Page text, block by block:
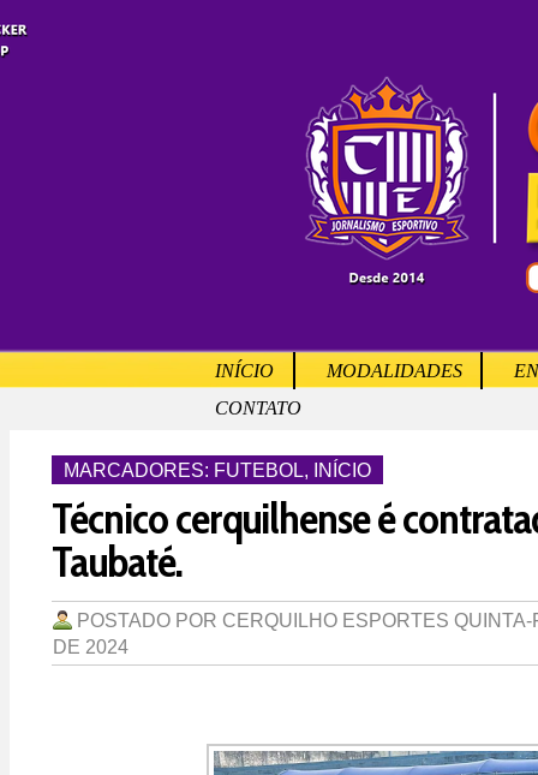
INÍCIO MODALIDADES
CONTATO
MARCADORES: FUTEBOL, INÍCIO
Técnico cerquilhense é
Taubaté.
POSTADO POR CERQUILHO ESPORTES
DE 2024